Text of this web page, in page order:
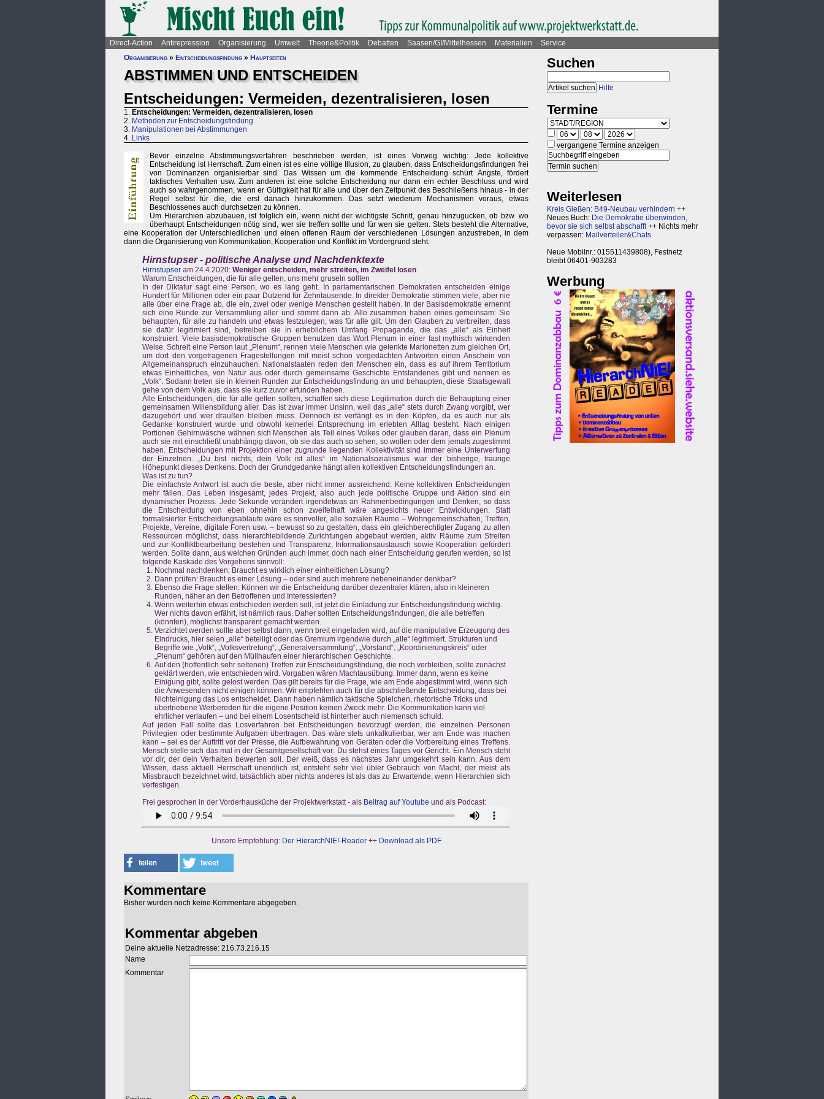
Direct-Action Antirepression Organisierung Umwelt Theorie&Politik Debatten Saasen/GI/Mittelhessen Materialien
Service
Organisierung » Entscheidungsfindung » Hauptseiten
ABSTIMMEN UND ENTSCHEIDEN
Entscheidungen: Vermeiden, dezentralisieren, losen
1. Entscheidungen: Vermeiden, dezentralisieren, losen
2. Methoden zur Entscheidungsfindung
3. Manipulationen bei Abstimmungen
4. Links
Bevor einzelne Abstimmungsverfahren beschrieben werden, ist eines Vorweg wichtig: Jede kollektive
Entscheidung ist Herrschaft. Zum einen ist es eine völlige Illusion, zu glauben, dass Entscheidungsfindungen frei
von Dominanzen organisierbar sind. Das Wissen um die kommende Entscheidung schürt Ängste, fördert
taktisches Verhalten usw. Zum anderen ist eine solche Entscheidung nur dann ein echter Beschluss und wird
auch so wahrgenommen, wenn er Gültigkeit hat für alle und über den Zeitpunkt des Beschließens hinaus - in der
Regel selbst für die, die erst danach hinzukommen. Das setzt wiederum Mechanismen voraus, etwas
Beschlossenes auch durchsetzen zu können.
Um Hierarchien abzubauen, ist folglich ein, wenn nicht der wichtigste Schritt, genau hinzugucken, ob bzw. wo
überhaupt Entscheidungen nötig sind, wer sie treffen sollte und für wen sie gelten. Stets besteht die Alternative,
eine Kooperation der Unterschiedlichen und einen offenen Raum der verschiedenen Lösungen anzustreben, in dem
dann die Organisierung von Kommunikation, Kooperation und Konflikt im Vordergrund steht.
Hirnstupser - politische Analyse und Nachdenktexte
Hirnstupser am 24.4.2020: Weniger entscheiden, mehr streiten, im Zweifel losen
Warum Entscheidungen, die für alle gelten, uns mehr gruseln sollten
In der Diktatur sagt eine Person, wo es lang geht. In parlamentarischen Demokratien entscheiden einige
Hundert für Millionen oder ein paar Dutzend für Zehntausende. In direkter Demokratie stimmen viele, aber nie
alle über eine Frage ab, die ein, zwei oder wenige Menschen gestellt haben. In der Basisdemokratie ernennt
sich eine Runde zur Versammlung aller und stimmt dann ab. Alle zusammen haben eines gemeinsam: Sie
behaupten, für alle zu handeln und etwas festzulegen, was für alle gilt. Um den Glauben zu verbreiten, dass
sie dafür legitimiert sind, betreiben sie in erheblichem Umfang Propaganda, die das „alle“ als Einheit
konstruiert. Viele basisdemokratische Gruppen benutzen das Wort Plenum in einer fast mythisch wirkenden
Weise. Schreit eine Person laut „Plenum“, rennen viele Menschen wie gelenkte Marionetten zum gleichen Ort,
um dort den vorgetragenen Fragestellungen mit meist schon vorgedachten Antworten einen Anschein von
Allgemeinanspruch einzuhauchen. Nationalstaaten reden den Menschen ein, dass es auf ihrem Territorium
etwas Einheitliches, von Natur aus oder durch gemeinsame Geschichte Entstandenes gibt und nennen es
„Volk“. Sodann treten sie in kleinen Runden zur Entscheidungsfindung an und behaupten, diese Staatsgewalt
gehe von dem Volk aus, dass sie kurz zuvor erfunden haben.
Alle Entscheidungen, die für alle gelten sollten, schaffen sich diese Legitimation durch die Behauptung einer
gemeinsamen Willensbildung aller. Das ist zwar immer Unsinn, weil das „alle“ stets durch Zwang vorgibt, wer
dazugehört und wer draußen bleiben muss. Dennoch ist verfängt es in den Köpfen, da es auch nur als
Gedanke konstruiert wurde und obwohl keinerlei Entsprechung im erlebten Alltag besteht. Nach einigen
Portionen Gehirnwäsche wähnen sich Menschen als Teil eines Volkes oder glauben daran, dass ein Plenum
auch sie mit einschließt unabhängig davon, ob sie das auch so sehen, so wollen oder dem jemals zugestimmt
haben. Entscheidungen mit Projektion einer zugrunde liegenden Kollektivität sind immer eine Unterwerfung
der Einzelnen. „Du bist nichts, dein Volk ist alles“ im Nationalsozialismus war der bisherige, traurige
Höhepunkt dieses Denkens. Doch der Grundgedanke hängt allen kollektiven Entscheidungsfindungen an.
Was ist zu tun?
Die einfachste Antwort ist auch die beste, aber nicht immer ausreichend: Keine kollektiven Entscheidungen
mehr fällen. Das Leben insgesamt, jedes Projekt, also auch jede politische Gruppe und Aktion sind ein
dynamischer Prozess. Jede Sekunde verändert irgendetwas an Rahmenbedingungen und Denken, so dass
die Entscheidung von eben ohnehin schon zweifelhaft wäre angesichts neuer Entwicklungen. Statt
formalisierter Entscheidungsabläufe wäre es sinnvoller, alle sozialen Räume – Wohngemeinschaften, Treffen,
Projekte, Vereine, digitale Foren usw. – bewusst so zu gestalten, dass ein gleichberechtigter Zugang zu allen
Ressourcen möglichst, dass hierarchiebildende Zurichtungen abgebaut werden, aktiv Räume zum Streiten
und zur Konfliktbearbeitung bestehen und Transparenz, Informationsaustausch sowie Kooperation gefördert
werden. Sollte dann, aus welchen Gründen auch immer, doch nach einer Entscheidung gerufen werden, so ist
folgende Kaskade des Vorgehens sinnvoll:
Nochmal nachdenken: Braucht es wirklich einer einheitlichen Lösung?
Dann prüfen: Braucht es einer Lösung – oder sind auch mehrere nebeneinander denkbar?
Ebenso die Frage stellen: Können wir die Entscheidung darüber dezentraler klären, also in kleineren
Runden, näher an den Betroffenen und Interessierten?
Wenn weiterhin etwas entschieden werden soll, ist jetzt die Einladung zur Entscheidungsfindung wichtig.
Wer nichts davon erfährt, ist nämlich raus. Daher sollten Entscheidungsfindungen, die alle betreffen
(könnten), möglichst transparent gemacht werden.
Verzichtet werden sollte aber selbst dann, wenn breit eingeladen wird, auf die manipulative Erzeugung des
Eindrucks, hier seien „alle“ beteiligt oder das Gremium irgendwie durch „alle“ legitimiert. Strukturen und
Begriffe wie „Volk“, „Volksvertretung“, „Generalversammlung“, „Vorstand“, „Koordinierungskreis“ oder
„Plenum“ gehören auf den Müllhaufen einer hierarchischen Geschichte.
Auf den (hoffentlich sehr seltenen) Treffen zur Entscheidungsfindung, die noch verbleiben, sollte zunächst
geklärt werden, wie entschieden wird. Vorgaben wären Machtausübung. Immer dann, wenn es keine
Einigung gibt, sollte gelost werden. Das gilt bereits für die Frage, wie am Ende abgestimmt wird, wenn sich
die Anwesenden nicht einigen können. Wir empfehlen auch für die abschließende Entscheidung, dass bei
Nichteinigung das Los entscheidet. Dann haben nämlich taktische Spielchen, rhetorische Tricks und
übertriebene Werbereden für die eigene Position keinen Zweck mehr. Die Kommunikation kann viel
ehrlicher verlaufen – und bei einem Losentscheid ist hinterher auch niemensch schuld.
Auf jeden Fall sollte das Losverfahren bei Entscheidungen bevorzugt werden, die einzelnen Personen
Privilegien oder bestimmte Aufgaben übertragen. Das wäre stets unkalkulierbar, wer am Ende was machen
kann – sei es der Auftritt vor der Presse, die Aufbewahrung von Geräten oder die Vorbereitung eines Treffens.
Mensch stelle sich das mal in der Gesamtgesellschaft vor: Du stehst eines Tages vor Gericht. Ein Mensch steht
vor dir, der dein Verhalten bewerten soll. Der weiß, dass es nächstes Jahr umgekehrt sein kann. Aus dem
Wissen, dass aktuell Herrschaft unendlich ist, entsteht sehr viel übler Gebrauch von Macht, der meist als
Missbrauch bezeichnet wird, tatsächlich aber nichts anderes ist als das zu Erwartende, wenn Hierarchien sich
verfestigen.
Frei gesprochen in der Vorderhausküche der Projektwerkstatt - als Beitrag auf Youtube und als Podcast:
Unsere Empfehlung: Der HierarchNIE!-Reader++ Download als PDF
Kommentare
Bisher wurden noch keine Kommentare abgegeben.
Kommentar abgeben
Deine aktuelle Netzadresse: 216.73.216.15
Name
Kommentar
Suchen
Hilfe
Termine
vergangene Termine anzeigen
Weiterlesen
Kreis Gießen: B49-Neubau verhindern ++
Neues Buch: Die Demokratie überwinden,
bevor sie sich selbst abschafft++ Nichts mehr
verpassen: Mailverteiler&Chats
Neue Mobilnr.: 015511439808), Festnetz
bleibt 06401-903283
Werbung